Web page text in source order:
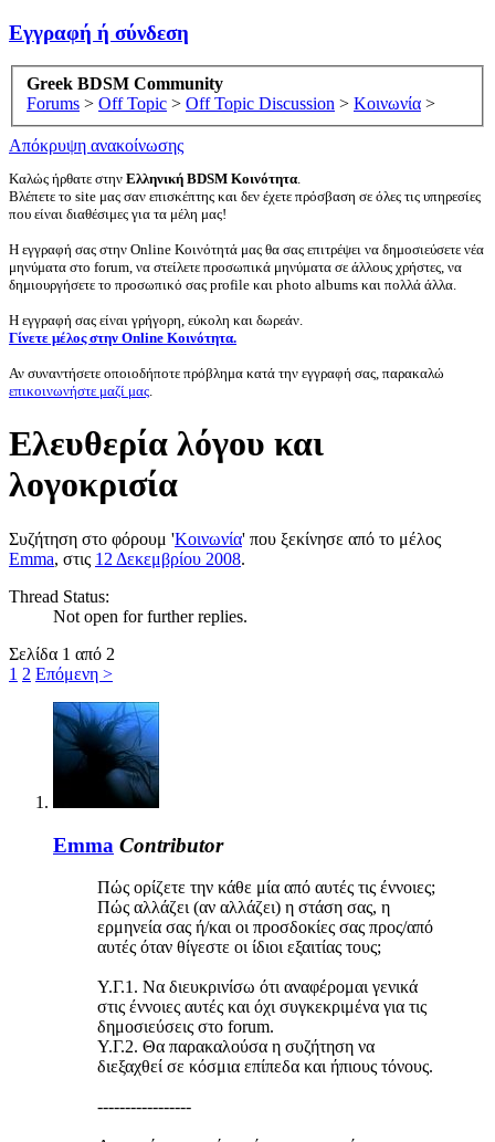
Εγγραφή ή σύνδεση
Greek BDSM Community
Forums > Off Topic > Off Topic Discussion > Κοινωνία >
Απόκρυψη ανακοίνωσης
Καλώς ήρθατε στην Ελληνική BDSM Κοινότητα.
Βλέπετε το site μας σαν επισκέπτης και δεν έχετε πρόσβαση σε όλες τις υπηρεσίες
που είναι διαθέσιμες για τα μέλη μας!
Η εγγραφή σας στην Online Κοινότητά μας θα σας επιτρέψει να δημοσιεύσετε νέα
μηνύματα στο forum, να στείλετε προσωπικά μηνύματα σε άλλους χρήστες, να
δημιουργήσετε το προσωπικό σας profile και photo albums και πολλά άλλα.
Η εγγραφή σας είναι γρήγορη, εύκολη και δωρεάν.
Γίνετε μέλος στην Online Κοινότητα.
Αν συναντήσετε οποιοδήποτε πρόβλημα κατά την εγγραφή σας, παρακαλώ
επικοινωνήστε μαζί μας.
Ελευθερία λόγου και
λογοκρισία
Συζήτηση στο φόρουμ 'Κοινωνία' που ξεκίνησε από το μέλος
Emma, στις 12 Δεκεμβρίου 2008.
Thread Status:
Not open for further replies.
Σελίδα 1 από 2
1 2 Επόμενη >
Emma Contributor
Πώς ορίζετε την κάθε μία από αυτές τις έννοιες;
Πώς αλλάζει (αν αλλάζει) η στάση σας, η
ερμηνεία σας ή/και οι προσδοκίες σας προς/από
αυτές όταν θίγεστε οι ίδιοι εξαιτίας τους;
Υ.Γ.1. Να διευκρινίσω ότι αναφέρομαι γενικά
στις έννοιες αυτές και όχι συγκεκριμένα για τις
δημοσιεύσεις στο forum.
Υ.Γ.2. Θα παρακαλούσα η συζήτηση να
διεξαχθεί σε κόσμια επίπεδα και ήπιους τόνους.
-----------------